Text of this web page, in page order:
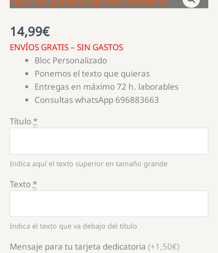
14,99€
ENVÍOS GRATIS – SIN GASTOS
Bloc Personalizado
Ponemos el texto que quieras
Entregas en máximo 72 h. laborables
Consultas whatsApp 696883663
Título*
Indica aquí el texto superior en tamaño grande
Texto*
Indica el texto que va debajo del título
Mensaje para tu tarjeta dedicatoria (+1,50€)